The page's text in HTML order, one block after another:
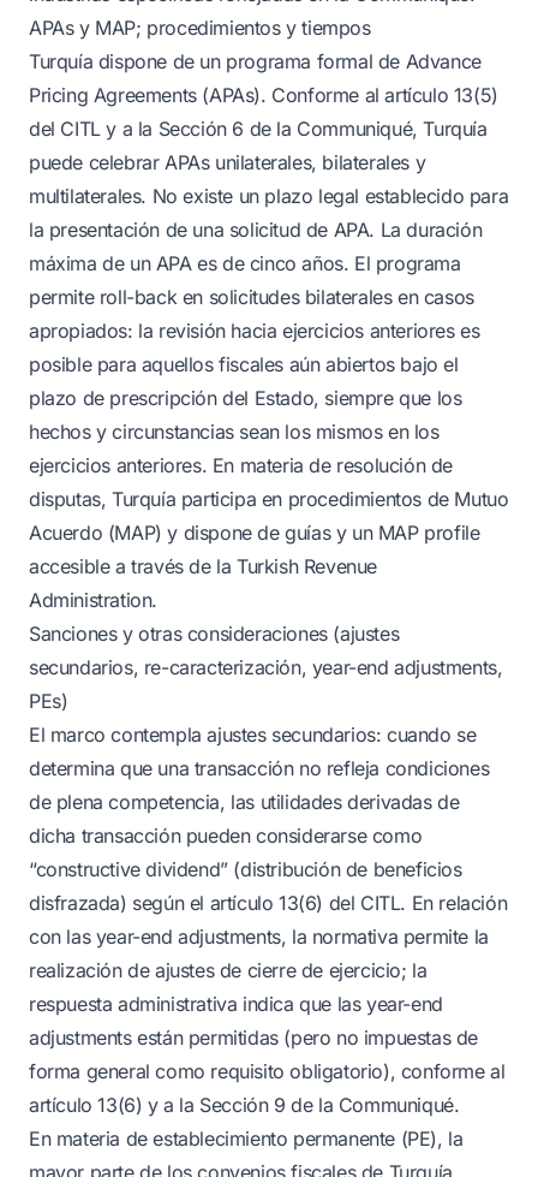
APAs y MAP; procedimientos y tiempos
Turquía dispone de un programa formal de Advance
Pricing Agreements (APAs). Conforme al artículo 13(5)
del CITL y a la Sección 6 de la Communiqué, Turquía
puede celebrar APAs unilaterales, bilaterales y
multilaterales. No existe un plazo legal establecido para
la presentación de una solicitud de APA. La duración
máxima de un APA es de cinco años. El programa
permite roll-back en solicitudes bilaterales en casos
apropiados: la revisión hacia ejercicios anteriores es
posible para aquellos fiscales aún abiertos bajo el
plazo de prescripción del Estado, siempre que los
hechos y circunstancias sean los mismos en los
ejercicios anteriores. En materia de resolución de
disputas, Turquía participa en procedimientos de Mutuo
Acuerdo (MAP) y dispone de guías y un MAP profile
accesible a través de la Turkish Revenue
Administration.
Sanciones y otras consideraciones (ajustes
secundarios, re-caracterización, year-end adjustments,
PEs)
El marco contempla ajustes secundarios: cuando se
determina que una transacción no refleja condiciones
de plena competencia, las utilidades derivadas de
dicha transacción pueden considerarse como
“constructive dividend” (distribución de beneficios
disfrazada) según el artículo 13(6) del CITL. En relación
con las year-end adjustments, la normativa permite la
realización de ajustes de cierre de ejercicio; la
respuesta administrativa indica que las year-end
adjustments están permitidas (pero no impuestas de
forma general como requisito obligatorio), conforme al
artículo 13(6) y a la Sección 9 de la Communiqué.
En materia de establecimiento permanente (PE), la
mayor parte de los convenios fiscales de Turquía